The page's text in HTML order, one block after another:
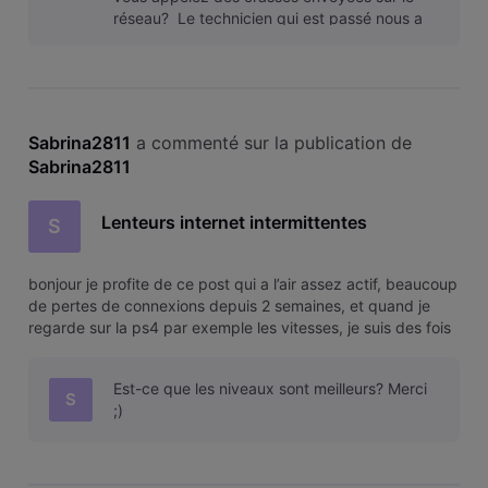
réseau? Le technicien qui est passé nous a
Sabrina2811 a commenté sur la publication de
Sabrina2811
S Lenteurs internet intermittentes
bonjour je profite de ce post qui a l’air assez actif, beaucoup
de pertes de connexions depuis 2 semaines, et quand je
regarde sur la ps4 par exemple les vitesses, je suis des fois
quelque
S
Est-ce que les niveaux sont meilleurs? Merci
;)